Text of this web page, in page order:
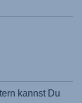
kannst Du